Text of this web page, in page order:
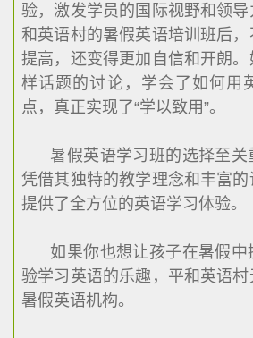
验，激发学员的国际视野和领
和英语村的暑假英语培训班后
提高，还变得更加自信和开朗
样话题的讨论，学会了如何用
点，真正实现了“学以致用”。
暑假英语学习班的选择至关
凭借其独特的教学理念和丰富
提供了全方位的英语学习体验。
如果你也想让孩子在暑假中
验学习英语的乐趣，平和英语
暑假英语机构。